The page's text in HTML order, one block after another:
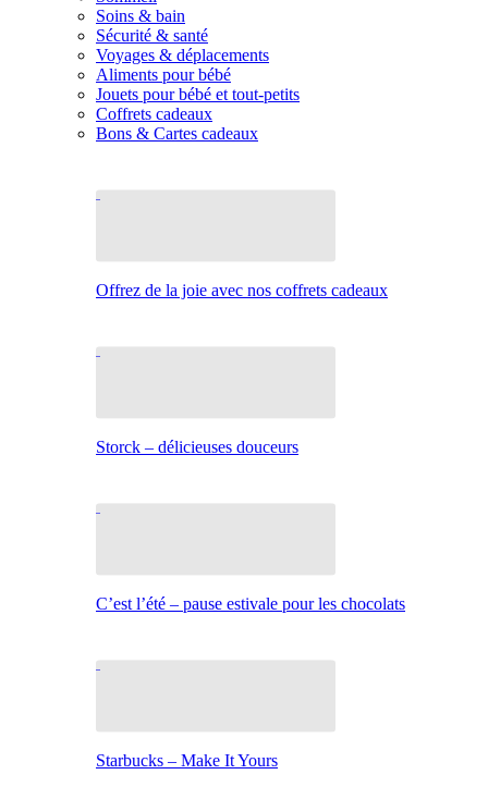
Soins & bain
Sécurité & santé
Voyages & déplacements
Aliments pour bébé
Jouets pour bébé et tout-petits
Coffrets cadeaux
Bons & Cartes cadeaux
Offrez de la joie avec nos coffrets cadeaux
Storck – délicieuses douceurs
C’est l’été – pause estivale pour les chocolats
Starbucks – Make It Yours